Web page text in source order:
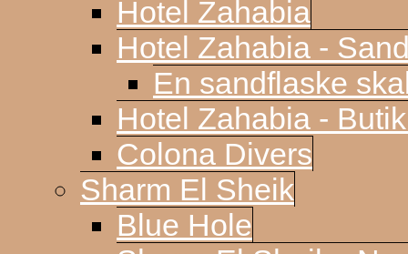
Hotel Zahabia
Hotel Zahabia -
En sandflaske
Hotel Zahabia -
Colona Divers
Sharm El Sheik
Blue Hole